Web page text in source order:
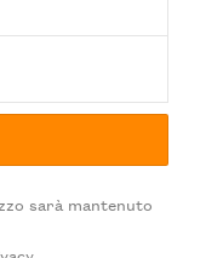
sarà mantenuto